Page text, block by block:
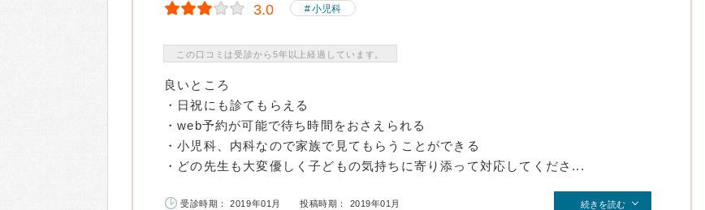
3.0 小児科
この口コミは受診から5年以上経過しています。
良いところ
・日祝にも診てもらえる
・web予約が可能で待ち時間をおさえられる
・小児科、内科なので家族で見てもらうことができる
・どの先生も大変優しく子どもの気持ちに寄り添って対応してくださ...
受診時期： 2019年01月 投稿時期： 2019年01月 続きを読む